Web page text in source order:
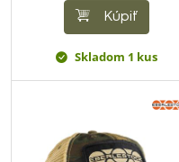
Kúpiť
Skladom 1 kus